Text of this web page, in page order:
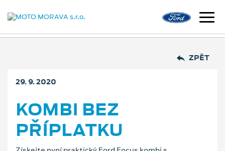
ZPĚT
29. 9. 2020
KOMBI BEZ
PŘÍPLATKU